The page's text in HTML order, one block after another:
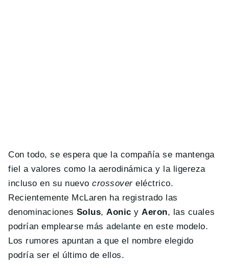
Con todo, se espera que la compañía se mantenga
fiel a valores como la aerodinámica y la ligereza
incluso en su nuevocrossovereléctrico.
Recientemente McLaren ha registrado las
denominaciones Solus,Aonic yAeron, las cuales
podrían emplearse más adelante en este modelo.
Los rumores apuntan a que el nombre elegido
podría ser el último de ellos.